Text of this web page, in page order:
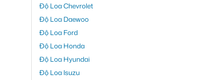
Độ Loa Chevrolet
Độ Loa Daewoo
Độ Loa Ford
Độ Loa Honda
Độ Loa Hyundai
Độ Loa Isuzu